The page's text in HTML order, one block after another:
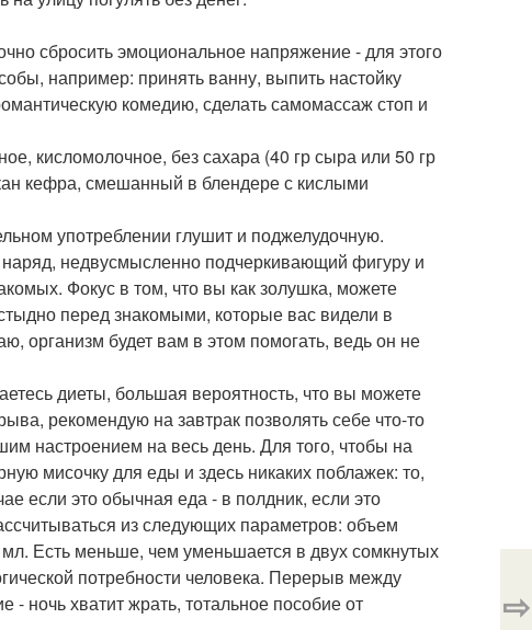
сбросить эмоциональное напряжение - для этого
например: принять ванну, выпить настойку
комедию, сделать самомассаж стоп и
кисломолочное, без сахара (40 гр сыра или 50 гр
кефра, смешанный в блендере с кислыми
употреблении глушит и поджелудочную.
недвусмысленно подчеркивающий фигуру и
Фокус в том, что вы как золушка, можете
перед знакомыми, которые вас видели в
организм будет вам в этом помогать, ведь он не
диеты, большая вероятность, что вы можете
рекомендую на завтрак позволять себе что-то
настроением на весь день. Для того, чтобы на
мисочку для еды и здесь никаких поблажек: то,
если это обычная еда - в полдник, если это
из следующих параметров: объем
Есть меньше, чем уменьшается в двух сомкнутых
потребности человека. Перерыв между
ночь хватит жрать, тотальное пособие от
⇨